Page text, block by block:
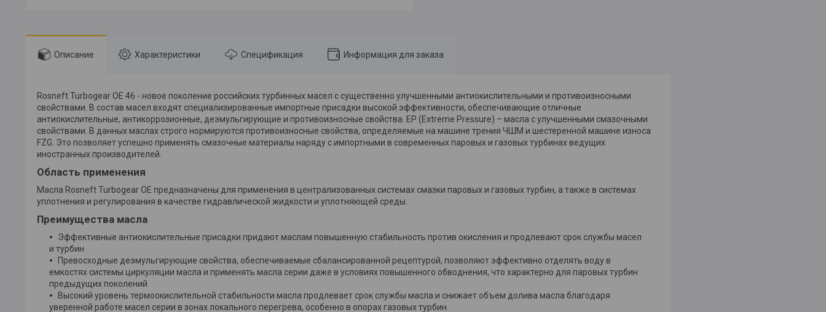
Описание Характеристики Спецификация Информация для заказа
Rosneft Turbogear OE 46 - новое поколение российских турбинных масел с существенно улучшенными антиокислительными и противоизносными
свойствами. В состав масел входят специализированные импортные присадки высокой эффективности, обеспечивающие отличные
антиокислительные, антикоррозионные, деэмульгирующие и противоизносные свойства. EP (Extreme Pressure) – масла с улучшенными смазочными
свойствами. В данных маслах строго нормируются противоизносные свойства, определяемые на машине трения ЧШМ и шестеренной машине износа
FZG. Это позволяет успешно применять смазочные материалы наряду с импортными в современных паровых и газовых турбинах ведущих
иностранных производителей.
Область применения
Масла Rosneft Turbogear OE предназначены для применения в централизованных системах смазки паровых и газовых турбин, а также в системах
уплотнения и регулирования в качестве гидравлической жидкости и уплотняющей среды.
Преимущества масла
Эффективные антиокислительные присадки придают маслам повышенную стабильность против окисления и продлевают срок службы масел
и турбин
Превосходные деэмульгирующие свойства, обеспечиваемые сбалансированной рецептурой, позволяют эффективно отделять воду в
емкостях системы циркуляции масла и применять масла серии даже в условиях повышенного обводнения, что характерно для паровых турбин
предыдущих поколений
Высокий уровень термоокислительной стабильности масла продлевает срок службы масла и снижает объем долива масла благодаря
уверенной работе масел серии в зонах локального перегрева, особенно в опорах газовых турбин